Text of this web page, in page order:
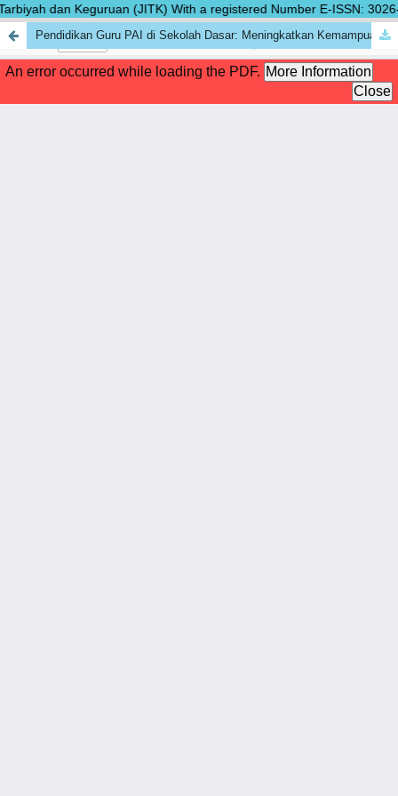
dan Keguruan (JITK) With a registered Number E-ISSN:
Pendidikan Guru PAI di Sekolah Dasar: Meningkatkan Kemampuan Menulis dan Berkomunikasi